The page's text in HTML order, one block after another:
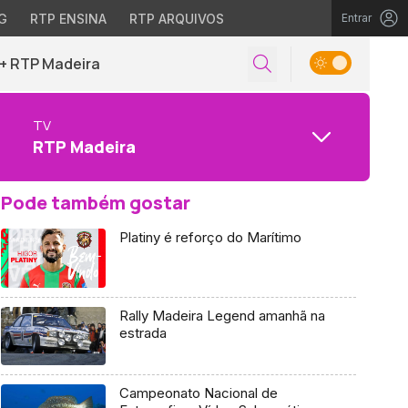
RTP ENSINA RTP ARQUIVOS Entrar
+ RTP Madeira
TV
RTP Madeira
Pode também gostar
Platiny é reforço do Marítimo
Rally Madeira Legend amanhã na
estrada
Campeonato Nacional de